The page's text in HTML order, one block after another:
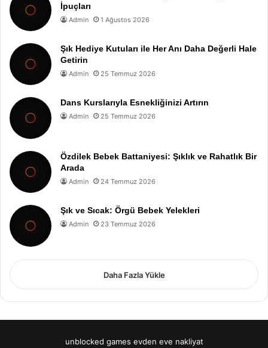
İpuçları
Admin 1 Ağustos 2026
Şık Hediye Kutuları ile Her Anı Daha Değerli Hale
Getirin
Admin 25 Temmuz 2026
Dans Kurslarıyla Esnekliğinizi Artırın
Admin 25 Temmuz 2026
Özdilek Bebek Battaniyesi: Şıklık ve Rahatlık Bir
Arada
Admin 24 Temmuz 2026
Şık ve Sıcak: Örgü Bebek Yelekleri
Admin 23 Temmuz 2026
Daha Fazla Yükle
unblocked games evden eve nakliyat